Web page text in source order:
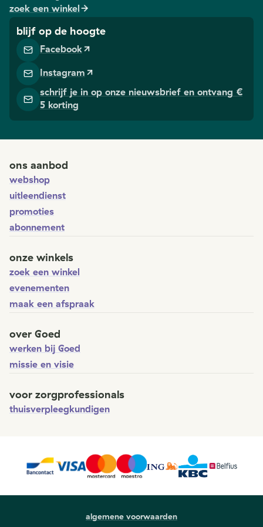
boxershort die
ontwerpen.”
Zijn missie is
incontinente
mannen de
moed te geven
“Ze verstoppen
zich voor hun
omgeving.”
vaak als een
zoek een winkel
blijf op de hoogte
Facebook
Instagram
schrijf je in op onze nieuwsbrief en ontvang €
5 korting
ons aanbod
webshop
uitleendienst
promoties
abonnement
onze winkels
zoek een winkel
evenementen
maak een afspraak
over Goed
werken bij Goed
missie en visie
voor zorgprofessionals
thuisverpleegkundigen
algemene voorwaarden